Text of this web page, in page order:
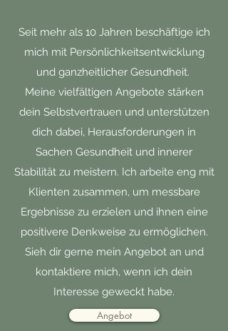
Seit mehr als 10 Jahren beschäftige ich
mich mit Persönlichkeitsentwicklung
und ganzheitlicher Gesundheit.
Meine vielfältigen Angebote stärken
dein Selbstvertrauen und unterstützen
dich dabei, Herausforderungen in
Sachen Gesundheit und innerer
Stabilität zu meistern. Ich arbeite eng mit
Klienten zusammen, um messbare
Ergebnisse zu erzielen und ihnen eine
positivere Denkweise zu ermöglichen.
Sieh dir gerne mein Angebot an und
kontaktiere mich, wenn ich dein
Interesse geweckt habe.
Angebot